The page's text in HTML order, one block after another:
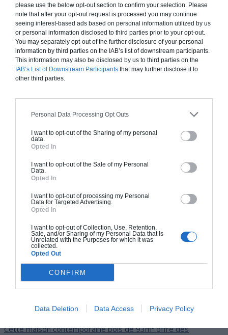
please use the below opt-out section to confirm your selection. Please
note that after your opt-out request is processed you may continue
seeing interest-based ads based on personal information utilized by us
or personal information disclosed to third parties prior to your opt-out.
You may separately opt-out of the further disclosure of your personal
information by third parties on the IAB’s list of downstream participants.
This information may also be disclosed by us to third parties on the
IAB’s List of Downstream Participants that may further disclose it to
other third parties.
Personal Data Processing Opt Outs
I want to opt-out of the Sharing of my personal
data.
Opted In
I want to opt-out of the Sale of my Personal
Data.
Opted In
I want to opt-out of processing my Personal
Data for Targeted Advertising.
Opted In
I want to opt-out of Collection, Use, Retention,
Sale, and/or Sharing of my Personal Data that Is
Unrelated with the Purposes for which it was
collected.
Opted Out
CONFIRM
Data Deletion Data Access Privacy Policy
Maison LUZ
Cette maison de charme propose des espaces tournant
autour d’un patio central >>
Cette maison contemporaine bois de 93m² offre des